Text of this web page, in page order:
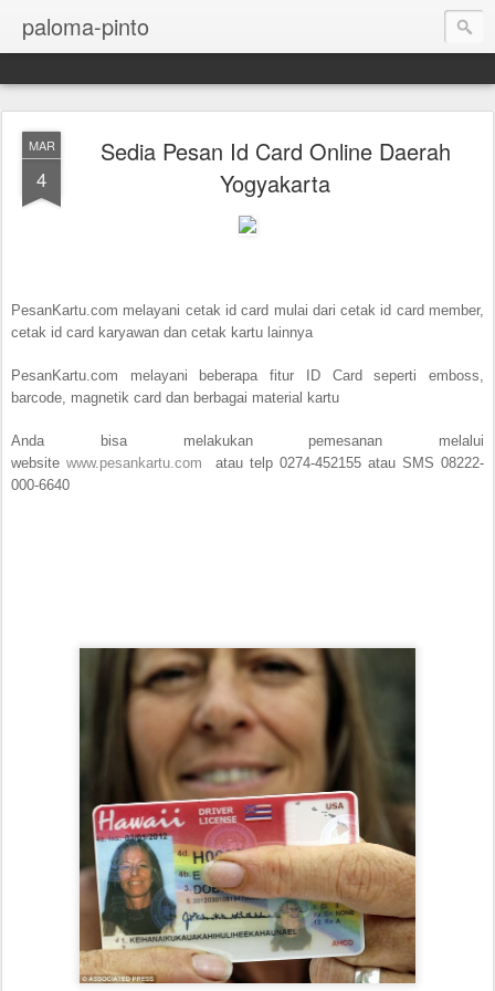
paloma-pinto
MAR
4
Sedia Pesan Id Card Online Daerah
Yogyakarta
PesanKartu.com melayani cetak id card mulai dari cetak id card member,
cetak id card karyawan dan cetak kartu lainnya
PesanKartu.com melayani beberapa fitur ID Card seperti emboss,
barcode, magnetik card dan berbagai material kartu
Anda bisa melakukan pemesanan melalui
website www.pesankartu.com atau telp 0274-452155 atau SMS 08222-
000-6640